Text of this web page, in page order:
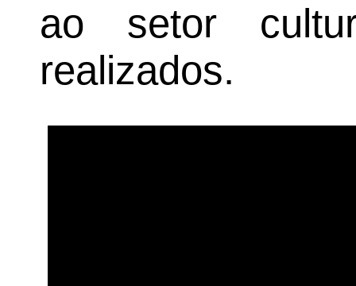
ao setor
realizados.